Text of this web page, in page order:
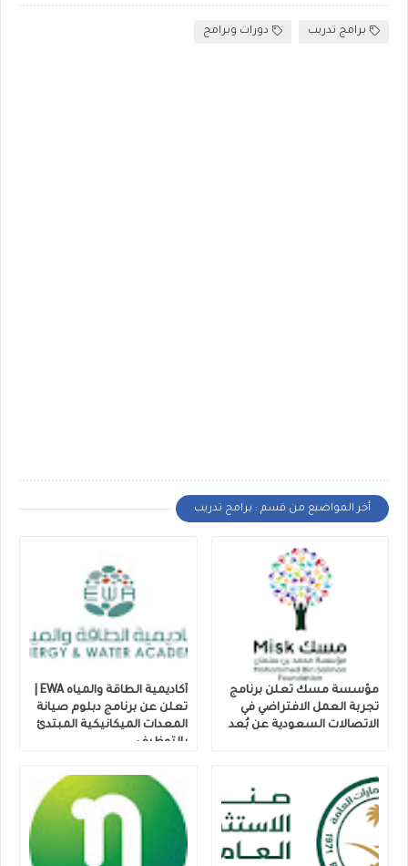
برامج تدريب دورات وبرامج
أخر المواضيع من قسم : برامج تدريب
مؤسسة مسك تعلن برنامج
تجربة العمل الافتراضي في
الاتصالات السعودية عن بُعد
تعلن عن برنامج دبلوم صيانة
المعدات الميكانيكية المبتدئ
بالتوظيف.